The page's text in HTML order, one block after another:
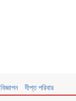
বিজ্ঞাপন দীপ্ত পরিবার